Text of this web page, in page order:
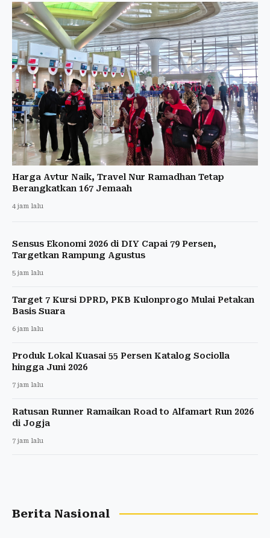
Harga Avtur Naik, Travel Nur Ramadhan Tetap
Berangkatkan 167 Jemaah
4 jam lalu
Sensus Ekonomi 2026 di DIY Capai 79 Persen,
Targetkan Rampung Agustus
5 jam lalu
Target 7 Kursi DPRD, PKB Kulonprogo Mulai Petakan
Basis Suara
6 jam lalu
Produk Lokal Kuasai 55 Persen Katalog Sociolla
hingga Juni 2026
7 jam lalu
Ratusan Runner Ramaikan Road to Alfamart Run 2026
di Jogja
7 jam lalu
Berita Nasional